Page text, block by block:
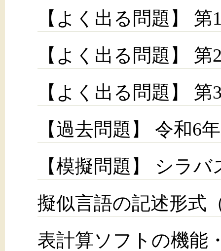
【よく出る問題】
【よく出る問題】
【よく出る問題】
【過去問題】 令和6
【模擬問題】 シラバ
擬似言語の記述形式
表計算ソフトの機能